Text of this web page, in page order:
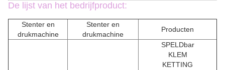
De lijst van het bedrijfproduct:
Stenter en
drukmachine
Stenter en
drukmachine
Producten
SPELDbar
KLEM
KETTING